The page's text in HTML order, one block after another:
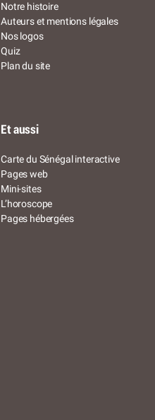
Notre histoire
Auteurs et mentions légales
Nos logos
Quiz
Plan du site
Et aussi
Carte du Sénégal interactive
Pages web
Mini-sites
L’horoscope
Pages hébergées